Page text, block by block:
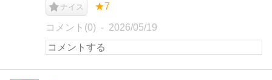
ナイス ★7
コメント(0) 2026/05/19